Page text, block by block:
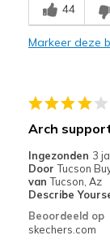
Stylish
Travel
Width
Sizing
View On
44
Markeer deze
Arch
Ingezonden 3
Door Tucson
van Tucson, Az
Describe
Beoordeeld op
skechers.com